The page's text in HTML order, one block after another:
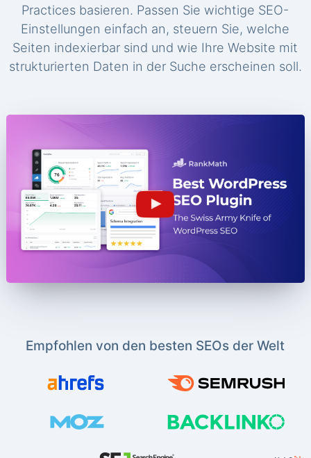
Practices basieren. Passen Sie wichtige SEO-
Einstellungen einfach an, steuern Sie, welche
Seiten indexierbar sind und wie Ihre Website mit
strukturierten Daten in der Suche erscheinen soll.
Empfohlen von den besten SEOs der Welt